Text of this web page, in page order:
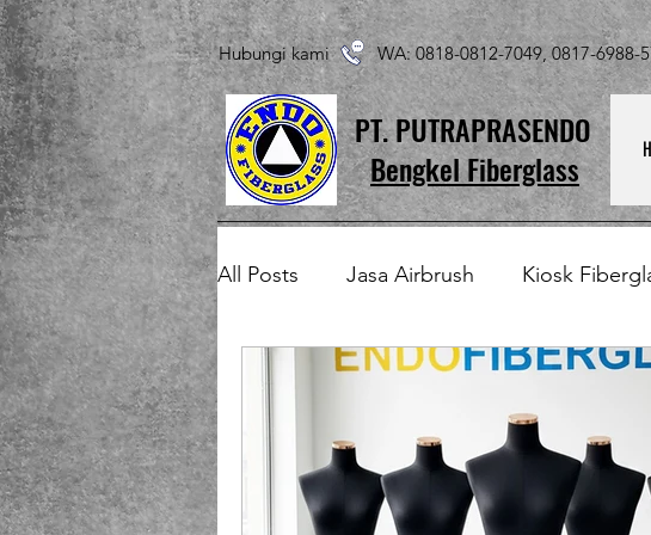
Hubungi kami WA: 0818-0812-7049,
Bengkel Fiberglass
PT. PUTRAPRASENDO
All Posts Jasa Airbrush Kiosk
Produk Fiberglass Custom Bak
Patung Fiberglass Tempat Sampah